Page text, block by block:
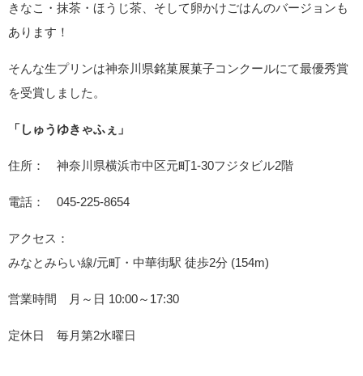
きなこ・抹茶・ほうじ茶、そして卵かけごはんのバージョンも
あります！
そんな生プリンは神奈川県銘菓展菓子コンクールにて最優秀賞
を受賞しました。
「しゅうゆきゃふぇ」
住所： 神奈川県横浜市中区元町1-30フジタビル2階
電話： 045-225-8654
アクセス：
みなとみらい線/元町・中華街駅 徒歩2分 (154m)
営業時間 月～日 10:00～17:30
定休日 毎月第2水曜日